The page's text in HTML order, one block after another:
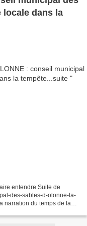
locale dans la
entendre Suite de
des-sables-d-olonne-la-
narration du temps de la